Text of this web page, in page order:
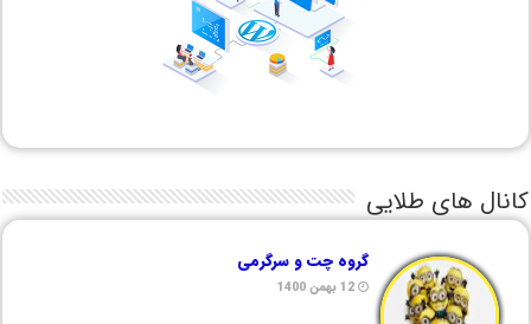
کانال های طلایی
گروه چت و سرگرمی
12 بهمن 1400